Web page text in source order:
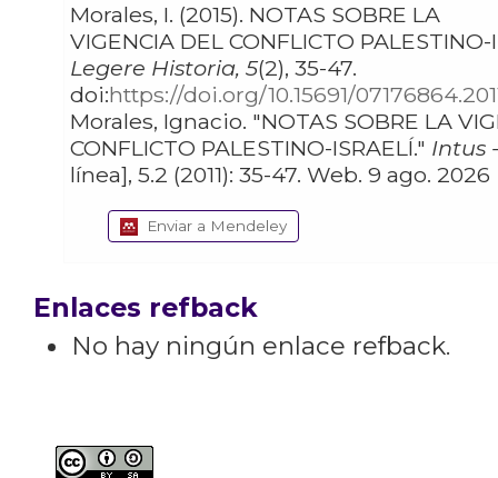
Morales, I. (2015). NOTAS SOBRE LA
VIGENCIA DEL CONFLICTO
Legere Historia, 5(2), 35-47.
doi:https://doi.org/10.15691/
Morales, Ignacio. "NOTAS SOBRE LA VIGENCIA DEL
CONFLICTO PALESTINO-ISRAELÍ." Intus
línea], 5.2 (2011): 35-47. Web. 9 ago. 2026
Enviar a Mendeley
Enlaces refback
No hay ningún enlace refback.